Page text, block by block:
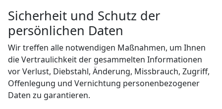
Sicherheit und Schutz der
persönlichen Daten
Wir treffen alle notwendigen Maßnahmen, um Ihnen
die Vertraulichkeit der gesammelten Informationen
vor Verlust, Diebstahl, Änderung, Missbrauch, Zugriff,
Offenlegung und Vernichtung personenbezogener
Daten zu garantieren.